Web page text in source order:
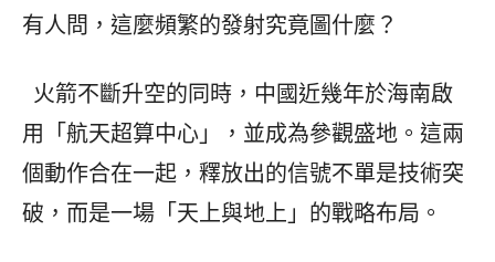
有人問，這麼頻繁的發射究竟圖什麼？
火箭不斷升空的同時，中國近幾年於海南啟
用「航天超算中心」，並成為參觀盛地。這兩
個動作合在一起，釋放出的信號不單是技術突
破，而是一場「天上與地上」的戰略布局。